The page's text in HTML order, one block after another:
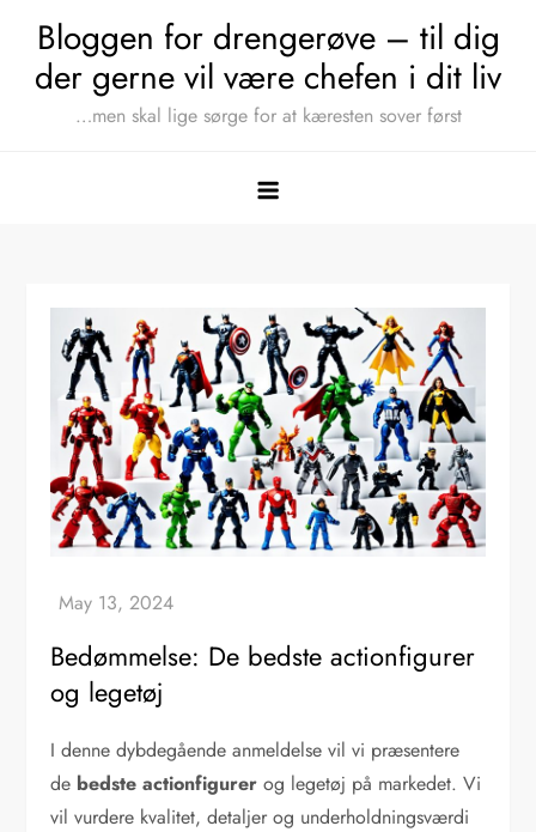
content
Bloggen for drengerøve – til dig
der gerne vil være chefen i dit liv
…men skal lige sørge for at kæresten sover først
Bedømmelse: De bedste actionfigurer
og legetøj
I denne dybdegående anmeldelse vil vi præsentere
de bedste actionfigurer og legetøj på markedet. Vi
vil vurdere kvalitet, detaljer og underholdningsværdi